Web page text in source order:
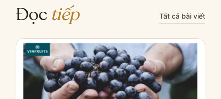
Đọc tiếp Tất cả bài viết